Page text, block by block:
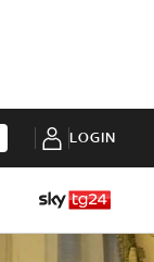
LOGIN